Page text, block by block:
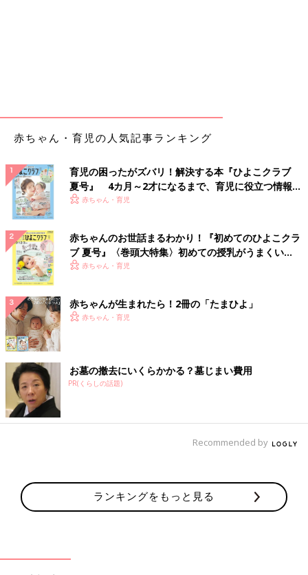
赤ちゃん・育児の人気記事ランキング
育児の困ったがズバリ！解決する本『ひよこクラブ
夏号』 4カ月～2才になるまで、育児に役立つ情報が
いっぱい！
赤ちゃん・育児
赤ちゃんのお世話まるわかり！『初めてのひよこクラ
ブ 夏号』〈巻頭大特集〉初めての授乳がうまくい
く！ おっぱい・ミルクの基本と夏のトラブル 解決テ
赤ちゃん・育児
赤ちゃんが生まれたら！2冊の「たまひよ」
赤ちゃん・育児
お墓の撤去にいくらかかる？墓じまい費用
PR(くらしの話題)
Recommended by
ランキングをもっと見る